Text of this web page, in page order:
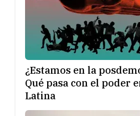
¿Estamos en la
Qué pasa con el poder
Latina